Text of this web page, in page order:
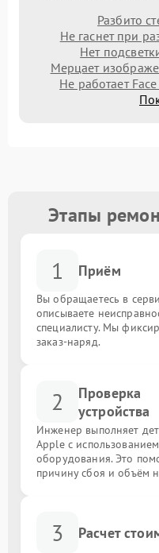
Разбито
Не гаснет при
Нет
Мерцает
Не работает
Этапы
1 Приём
Вы обращаетесь в
описываете
специалисту. Мы
заказ-наряд.
2
Проверка
устройства
Инженер выполняет
Apple с
оборудования. Это
причину сбоя и объём
3 Расчет